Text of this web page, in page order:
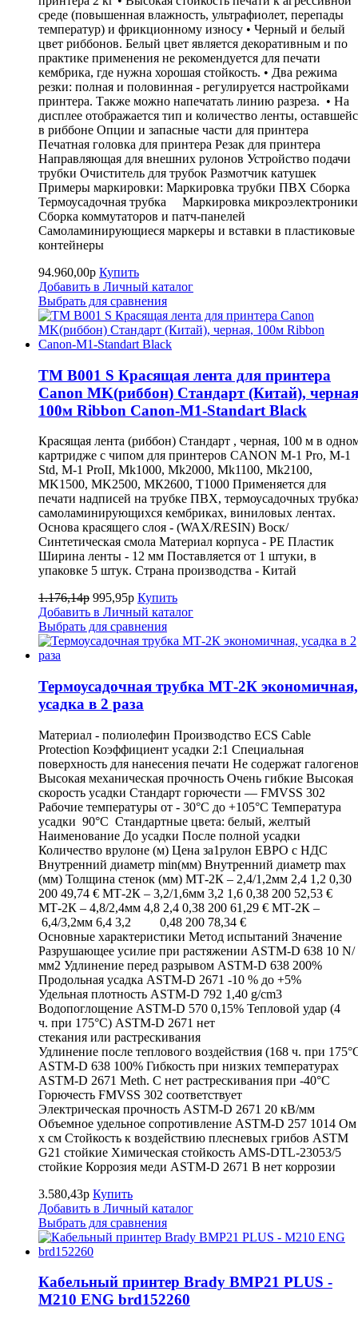
среде (повышенная влажность, ультрафиолет, перепады
температур) и фрикционному износу • Черный и белый
цвет риббонов. Белый цвет является декоративным и по
практике применения не рекомендуется для печати
кембрика, где нужна хорошая стойкость. • Два режима
резки: полная и половинная - регулируется настройками
принтера. Также можно напечатать линию разреза. • На
дисплее отображается тип и количество ленты,
в риббоне Опции и запасные части для принтера
Печатная головка для принтера Резак для принтера
Направляющая для внешних рулонов Устройство подачи
трубки Очиститель для трубок Размотчик катушек
Примеры маркировки: Маркировка трубки ПВХ Сборка
Термоусадочная трубка Маркировка микроэлектроники
Сборка коммутаторов и патч-панелей
Самоламинирующиеся маркеры и вставки в пластиковые
контейнеры
94.960,00р Купить
Добавить в Личный каталог
Выбрать для сравнения
TM B001 S Красящая лента для принтера
Canon MK(риббон) Стандарт (Китай),
100м Ribbon Canon-M1-Standart Black
Красящая лента (риббон) Стандарт , черная, 100 м в
картридже с чипом для принтеров CANON M-1 Pro, M-1
Std, M-1 ProII, Mk1000, Mk2000, Mk1100, Mk2100,
MK1500, MK2500, МК2600, Т1000 Применяется для
печати надписей на трубке ПВХ, термоусадочных
самоламинирующихся кембриках, виниловых лентах.
Основа красящего слоя - (WAX/RESIN) Воск/
Синтетическая смола Материал корпуса - PE Пластик
Ширина ленты - 12 мм Поставляется от 1 штуки, в
упаковке 5 штук. Страна производства - Китай
1.176,14р 995,95р Купить
Добавить в Личный каталог
Выбрать для сравнения
Термоусадочная трубка МТ-2К экономичная,
усадка в 2 раза
Материал - полиолефин Производство ECS Cable
Protection Коэффициент усадки 2:1 Специальная
поверхность для нанесения печати Не содержат
Высокая механическая прочность Очень гибкие Высокая
скорость усадки Стандарт горючести — FMVSS 302
Рабочие температуры от - 30°C до +105°C Температура
усадки 90°C Стандартные цвета: белый, желтый
Наименование До усадки После полной усадки
Количество врулоне (м) Цена за1рулон ЕВРО с НДС
Внутренний диаметр min(мм) Внутренний диаметр max
(мм) Толщина стенок (мм) МТ-2К – 2,4/1,2мм 2,4 1,2 0,30
200 49,74 € МТ-2К – 3,2/1,6мм 3,2 1,6 0,38 200 52,53 €
МТ-2К – 4,8/2,4мм 4,8 2,4 0,38 200 61,29 € МТ-2К –
6,4/3,2мм 6,4 3,2 0,48 200 78,34 €
Основные характеристики Метод испытаний Значение
Разрушающее усилие при растяжении ASTM-D 638 10 N/
мм2 Удлинение перед разрывом ASTM-D 638 200%
Продольная усадка ASTM-D 2671 -10 % до +5%
Удельная плотность ASTM-D 792 1,40 g/cm3
Водопоглощение ASTM-D 570 0,15% Тепловой удар (4
ч. при 175°C) ASTM-D 2671 нет
стекания или растрескивания
Удлинение после теплового воздействия (168 ч. при
ASTM-D 638 100% Гибкость при низких температурах
ASTM-D 2671 Meth. C нет растрескивания при -40°C
Горючесть FMVSS 302 соответствует
Электрическая прочность ASTM-D 2671 20 кВ/мм
Объемное удельное сопротивление ASTM-D 257 1014 Ом
x см Стойкость к воздействию плесневых грибов ASTM
G21 стойкие Химическая стойкость AMS-DTL-23053/5
стойкие Коррозия меди ASTM-D 2671 B нет коррозии
3.580,43р Купить
Добавить в Личный каталог
Выбрать для сравнения
Кабельный принтер Brady BMP21 PLUS -
M210 ENG brd152260